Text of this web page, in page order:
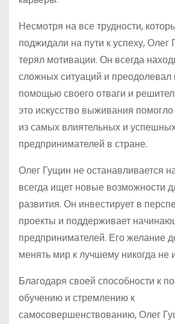
Несмотря на все трудности,
поджидали на пути к успеху, Олег
терял мотивации. Он всегда
сложных ситуаций и преодолевал
помощью своего отваги и
это искусство выживания
из самых влиятельных и
предпринимателей в стране.
Олег Гущин не останавливается
всегда ищет новые возможности
развития. Он инвестирует в
проекты и поддерживает
предпринимателей. Его желание
менять мир к лучшему никогда не
Благодаря своей способности к
обучению и стремлению к
самосовершенствованию, Олег